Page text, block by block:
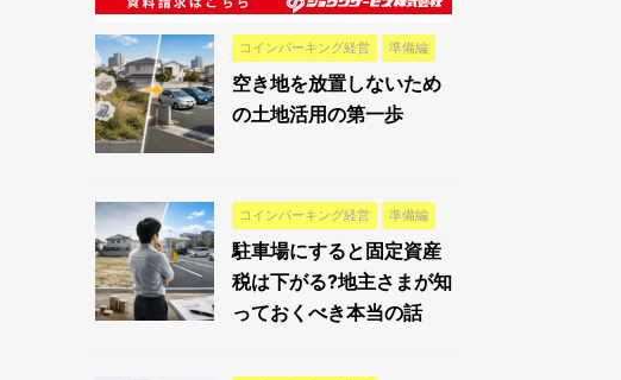
コインパーキング経営 準備編
空き地を放置しないため
の土地活用の第一歩
コインパーキング経営 準備編
駐車場にすると固定資産
税は下がる?地主さまが知
っておくべき本当の話